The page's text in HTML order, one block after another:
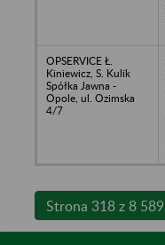
OPSERVICE Ł.
Kiniewicz, S. Kulik
Spółka Jawna -
Opole, ul. Ozimska
4/7
Strona 318 z 8 589